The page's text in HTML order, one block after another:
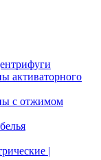
активаторного
с отжимом
|